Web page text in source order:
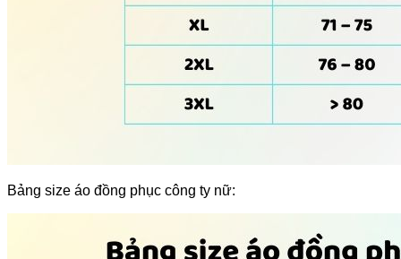
Bảng size áo đồng phục công ty nữ: